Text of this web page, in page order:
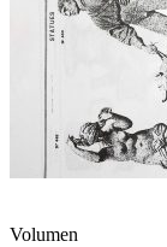
Volumen